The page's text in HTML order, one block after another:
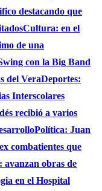
destacando que
Cultura: en el
de una
con la Big Band
del VeraDeportes:
Interscolares
recibió a varios
Política: Juan
combatientes que
avanzan obras de
en el Hospital